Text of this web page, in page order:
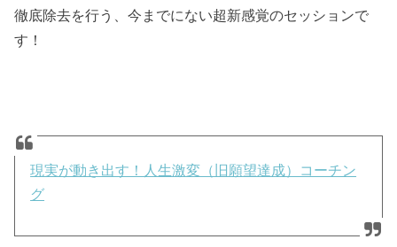
徹底除去を行う、今までにない超新感覚のセッションで
す！
現実が動き出す！人生激変（旧願望達成）コーチン
グ